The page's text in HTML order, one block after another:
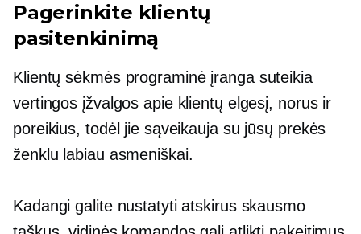
Pagerinkite klientų
pasitenkinimą
Klientų sėkmės programinė įranga suteikia
vertingos įžvalgos apie klientų elgesį, norus ir
poreikius, todėl jie sąveikauja su jūsų prekės
ženklu labiau asmeniškai.
Kadangi galite nustatyti atskirus skausmo